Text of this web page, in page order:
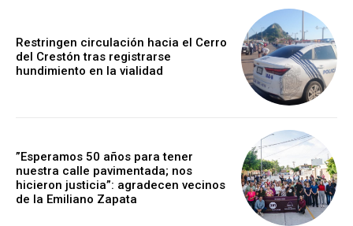
Restringen circulación hacia el Cerro
del Crestón tras registrarse
hundimiento en la vialidad
”Esperamos 50 años para tener
nuestra calle pavimentada; nos
hicieron justicia”: agradecen vecinos
de la Emiliano Zapata